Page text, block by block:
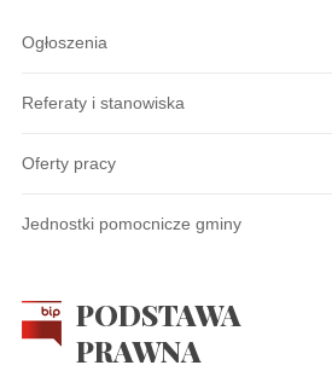
Ogłoszenia
Referaty i stanowiska
Oferty pracy
Jednostki pomocnicze gminy
PODSTAWA
PRAWNA